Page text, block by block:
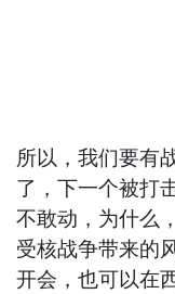
所以，我们要有
了，下一个被打
不敢动，为什么
受核战争带来的
开会，也可以在